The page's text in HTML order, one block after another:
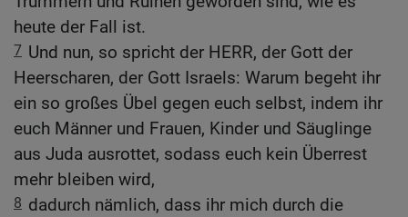
heute der Fall ist.
7 Und nun, so spricht der HERR, der Gott der
Heerscharen, der Gott Israels: Warum begeht ihr
ein so großes Übel gegen euch selbst, indem ihr
euch Männer und Frauen, Kinder und Säuglinge
aus Juda ausrottet, sodass euch kein Überrest
mehr bleiben wird,
8 dadurch nämlich, dass ihr mich durch die